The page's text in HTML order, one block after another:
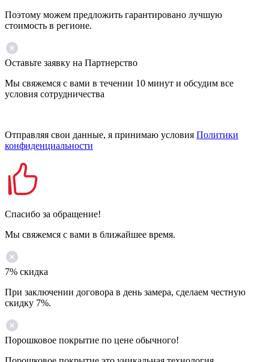
Поэтому можем предложить гарантировано лучшую
стоимость в регионе.
Оставьте заявку на Партнерство
Мы свяжемся с вами в течении 10 минут и обсудим все
условия сотрудничества
Отправляя свои данные, я принимаю условия Политики
конфиденциальности
Спасибо за обращение!
Мы свяжемся с вами в ближайшее время.
7% скидка
При заключении договора в день замера, сделаем честную
скидку 7%.
Порошковое покрытие по цене обычного!